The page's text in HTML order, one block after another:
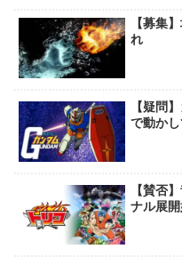
【募集
れ
【疑問
で動か
【賛否
ナル展開